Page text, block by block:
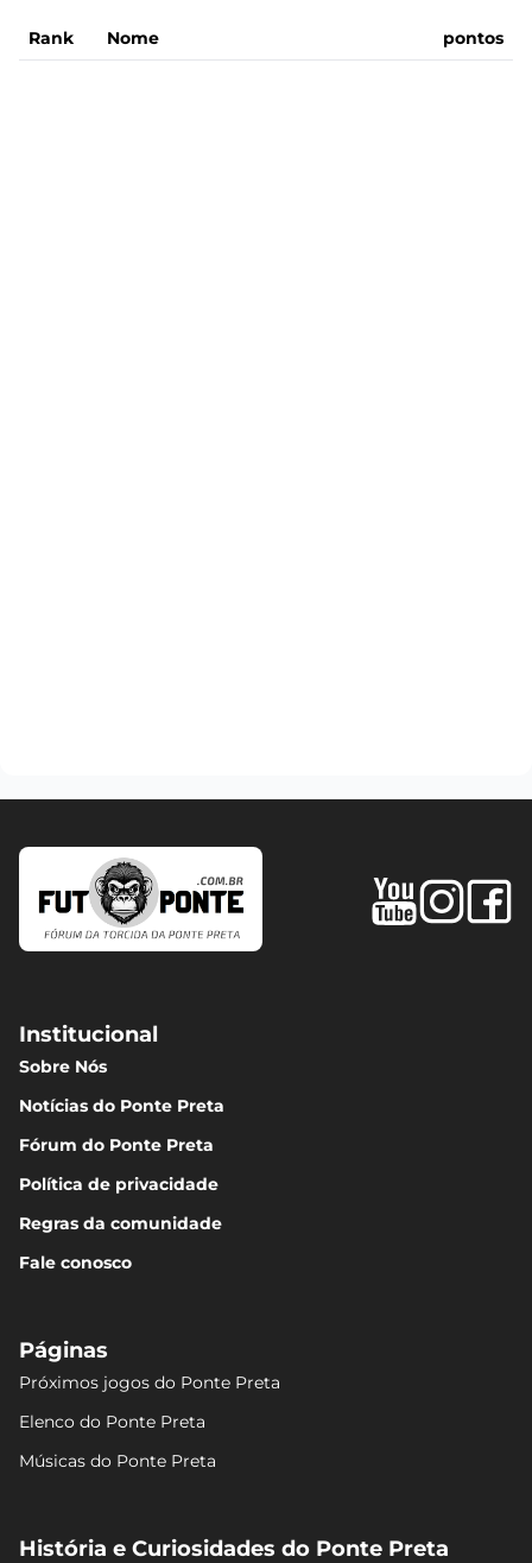
Rank Nome pontos
Institucional
Sobre Nós
Notícias do Ponte Preta
Fórum do Ponte Preta
Política de privacidade
Regras da comunidade
Fale conosco
Páginas
Próximos jogos do Ponte Preta
Elenco do Ponte Preta
Músicas do Ponte Preta
História e Curiosidades do Ponte Preta